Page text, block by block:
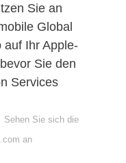
Sie an
Global
auf Ihr Apple-
Sie den
Services
Sehen Sie sich die
an